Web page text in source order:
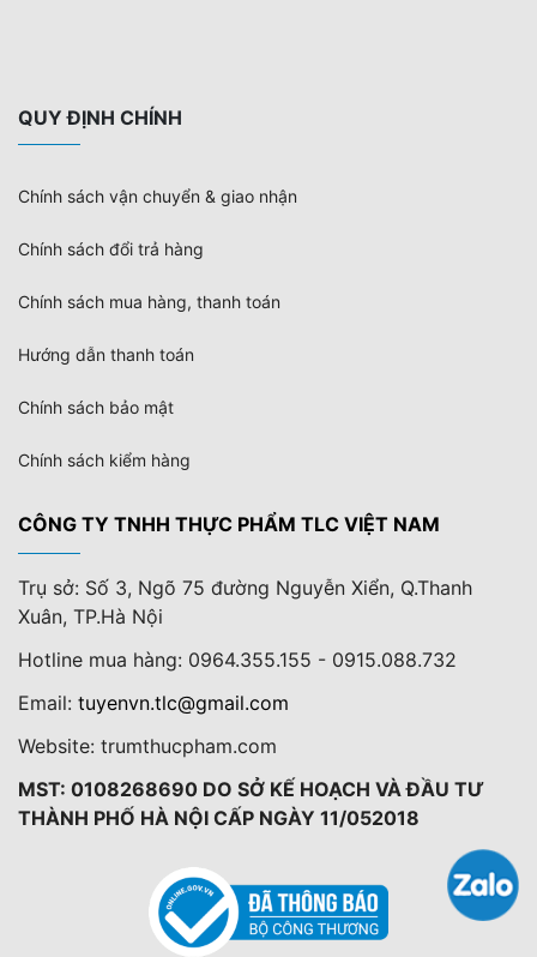
QUY ĐỊNH CHÍNH
Chính sách vận chuyển & giao nhận
Chính sách đổi trả hàng
Chính sách mua hàng, thanh toán
Hướng dẫn thanh toán
Chính sách bảo mật
Chính sách kiểm hàng
CÔNG TY TNHH THỰC PHẨM TLC VIỆT NAM
Trụ sở: Số 3, Ngõ 75 đường Nguyễn Xiển, Q.Thanh
Xuân, TP.Hà Nội
Hotline mua hàng: 0964.355.155 - 0915.088.732
Email: tuyenvn.tlc@gmail.com
Website: trumthucpham.com
MST: 0108268690 DO SỞ KẾ HOẠCH VÀ ĐẦU TƯ
THÀNH PHỐ HÀ NỘI CẤP NGÀY 11/052018